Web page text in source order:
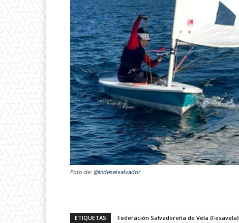
Foto de: @indeselsalvador
ETIQUETAS Federación Salvadoreña de Vela (Fesavela)